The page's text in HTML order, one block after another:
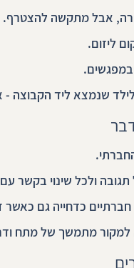
אבל מתקשה להצטרף.
ליזום.
שנמצא ליד הקבוצה
ולכל שינוי בקשר
כדחייה גם כאשר
למקור מתמשך של מתח